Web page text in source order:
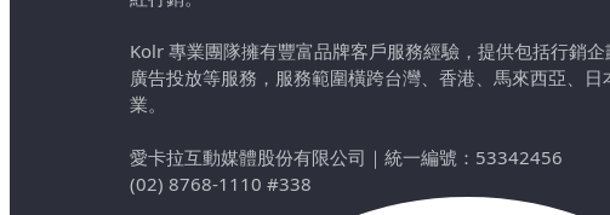
Kolr 專業團隊擁有豐富品牌客戶服務經驗，提供包括行銷
廣告投放等服務，服務範圍橫跨台灣、香港、馬來西亞、
業。
愛卡拉互動媒體股份有限公司 ｜ 統一編號：53342456
(02) 8768-1110 #338